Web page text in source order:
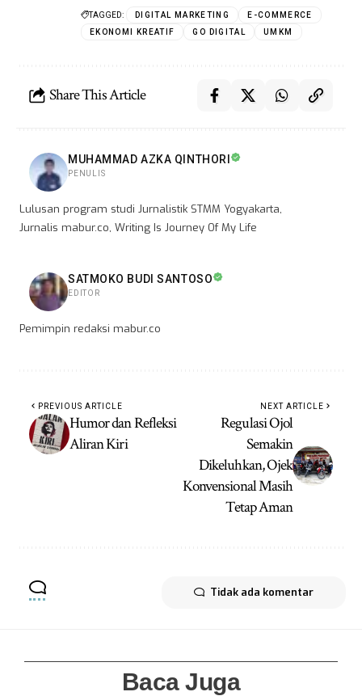
TAGGED: DIGITAL MARKETING
E-COMMERCE
EKONOMI KREATIF
GO DIGITAL UMKM
Share This Article
MUHAMMAD AZKA QINTHORI
PENULIS
Lulusan program studi Jurnalistik STMM Yogyakarta,
Jurnalis mabur.co, Writing Is Journey Of My Life
SATMOKO BUDI SANTOSO
EDITOR
Pemimpin redaksi mabur.co
PREVIOUS ARTICLE
Humor dan Refleksi
Aliran Kiri
NEXT ARTICLE
Regulasi Ojol
Semakin
Dikeluhkan, Ojek
Konvensional Masih
Tetap Aman
Tidak ada komentar
Baca Juga